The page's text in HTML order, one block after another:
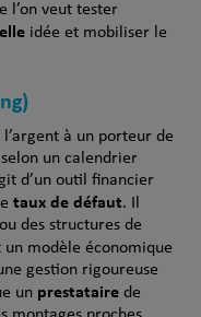
l’on veut tester
idée et mobiliser le
à un porteur de
un calendrier
d’un outil financier
taux de défaut. Il
des structures de
modèle économique
gestion rigoureuse
un prestatairede